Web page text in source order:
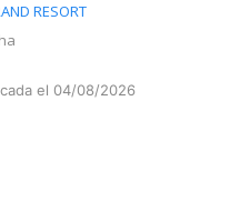
RESORT
el 04/08/2026